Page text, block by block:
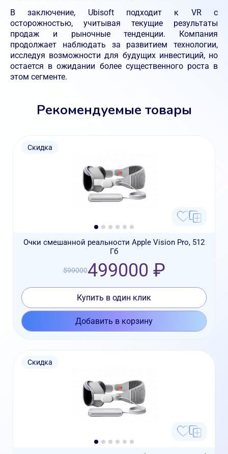
В заключение, Ubisoft подходит к VR с
осторожностью, учитывая текущие результаты
продаж и рыночные тенденции. Компания
продолжает наблюдать за развитием технологии,
исследуя возможности для будущих инвестиций, но
остается в ожидании более существенного роста в
этом сегменте.
Рекомендуемые товары
Скидка
Очки смешанной реальности Apple Vision Pro, 512
Гб
599000499000 ₽
Купить в один клик
Добавить в корзину
Скидка